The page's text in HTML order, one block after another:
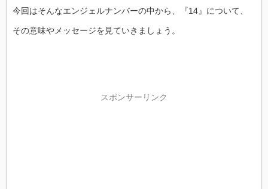
今回はそんなエンジェルナンバーの中から、『14』について、
その意味やメッセージを見ていきましょう。
スポンサーリンク